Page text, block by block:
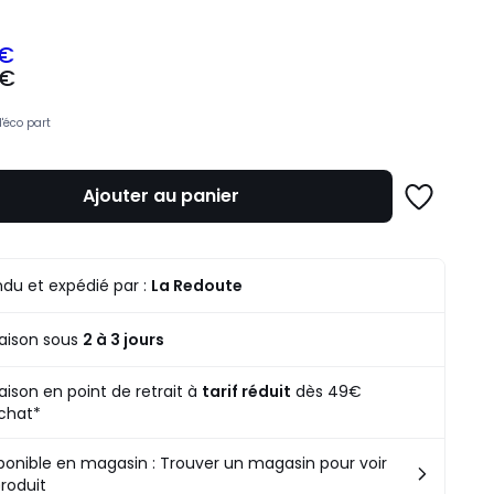
part
Ajouter au panier
Ajouter
et expédié par : La Redoute
sous 2 à 3 jours
en point de retrait à tarif réduit dès 49€
en magasin : Trouver un magasin pour voir